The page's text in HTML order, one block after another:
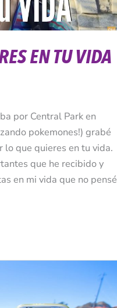
EN TU VIDA
por Central Park en
pokemones!) grabé
que quieres en tu vida.
que he recibido y
en mi vida que no pensé